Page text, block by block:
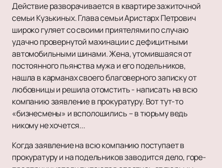
Действие разворачивается в квартире зажиточной
семьи Кузькиных. Глава семьи Аристарх Петрович
широко гуляет со своими приятелями по случаю
удачно провернутой махинации с дефицитными
автомобильными шинами. Жена, утомившаяся от
постоянного пьянства мужа и его подельников,
нашла в карманах своего благоверного записку от
любовницы и решила отомстить - написать на всю
компанию заявление в прокуратуру. Вот тут-то
«бизнесмены» и всполошились – в тюрьму ведь
никому не хочется...
Когда заявление на всю компанию поступает в
прокуратуру и на подельников заводится дело, горе-